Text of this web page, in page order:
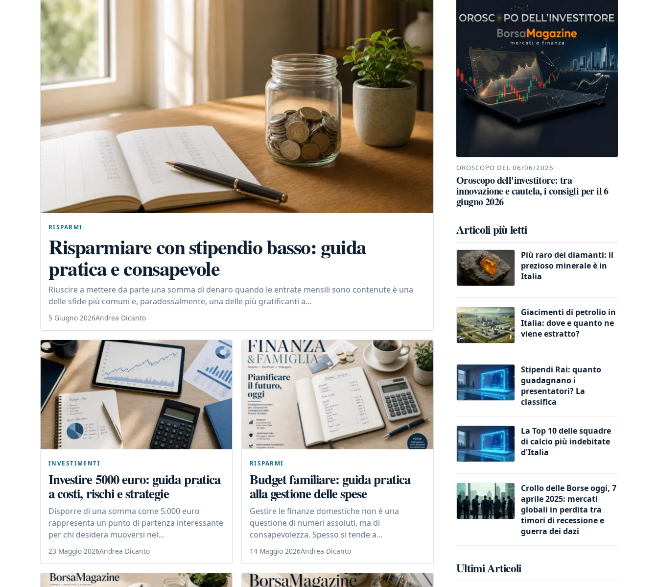
RISPARMI
Risparmiare con stipendio basso: guida
pratica e consapevole
Riuscire a mettere da parte una somma di denaro quando le entrate mensili sono contenute è una
delle sfide più comuni e, paradossalmente, una delle più gratificanti a...
5 Giugno 2026Andrea Dicanto
INVESTIMENTI
Investire 5000 euro: guida pratica
a costi, rischi e strategie
Disporre di una somma come 5.000 euro
rappresenta un punto di partenza interessante
per chi desidera muoversi nel...
23 Maggio 2026Andrea Dicanto
RISPARMI
Budget familiare: guida pratica
alla gestione delle spese
Gestire le finanze domestiche non è una
questione di numeri assoluti, ma di
consapevolezza. Spesso si tende a...
14 Maggio 2026Andrea Dicanto
OROSCOPO DEL 06/06/2026
Oroscopo dell'investitore: tra
innovazione e cautela, i consigli per il 6
giugno 2026
Articoli più letti
Più raro dei diamanti: il
prezioso minerale è in
Italia
Giacimenti di petrolio in
Italia: dove e quanto ne
viene estratto?
Stipendi Rai: quanto
guadagnano i
presentatori? La
classifica
La Top 10 delle squadre
di calcio più indebitate
d'Italia
Crollo delle Borse oggi, 7
aprile 2025: mercati
globali in perdita tra
timori di recessione e
guerra dei dazi
Ultimi Articoli